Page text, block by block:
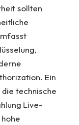
sollten
Ein
technische
Live-